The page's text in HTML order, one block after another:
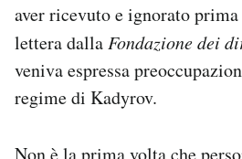
aver ricevuto e ignorato
lettera dalla Fondazione dei
veniva espressa
regime di Kadyrov.
Non è la prima volta che